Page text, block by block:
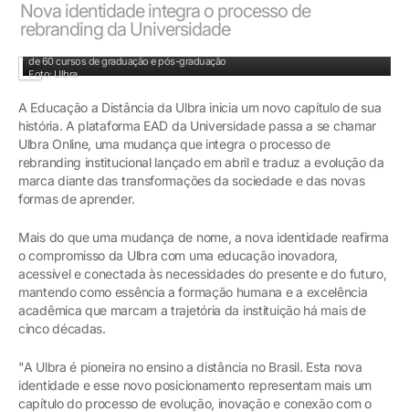
Nova identidade integra o processo de
rebranding da Universidade
de 60 cursos de graduação e pós-graduação
Foto: Ulbra
A Educação a Distância da Ulbra inicia um novo capítulo de sua
história. A plataforma EAD da Universidade passa a se chamar
Ulbra Online, uma mudança que integra o processo de
rebranding institucional lançado em abril e traduz a evolução da
marca diante das transformações da sociedade e das novas
formas de aprender.
Mais do que uma mudança de nome, a nova identidade reafirma
o compromisso da Ulbra com uma educação inovadora,
acessível e conectada às necessidades do presente e do futuro,
mantendo como essência a formação humana e a excelência
acadêmica que marcam a trajetória da instituição há mais de
cinco décadas.
"A Ulbra é pioneira no ensino a distância no Brasil. Esta nova
identidade e esse novo posicionamento representam mais um
capítulo do processo de evolução, inovação e conexão com o